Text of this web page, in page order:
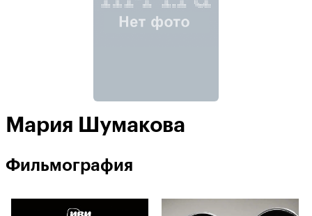
Мария Шумакова
Фильмография